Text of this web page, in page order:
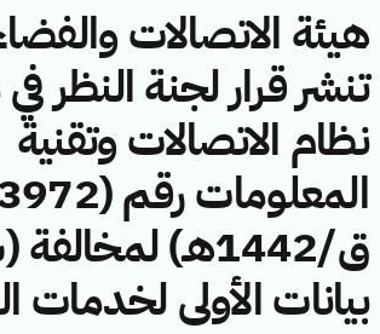
هيئة الاتصالات
تنشر قرار لجنة النظر
نظام الاتصالات وتقنية
ق/1442هـ)
بيانات الأولى لخدمات